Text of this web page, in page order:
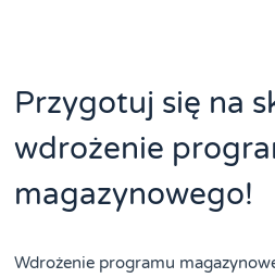
Przygotuj się na
wdrożenie
magazynowego!
Wdrożenie programu